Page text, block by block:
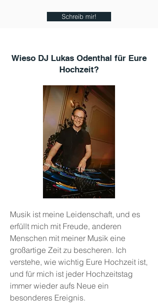
Schreib mir!
Wieso DJ Lukas Odenthal für Eure
Hochzeit?
Musik ist meine Leidenschaft, und es
erfüllt mich mit Freude, anderen
Menschen mit meiner Musik eine
großartige Zeit zu bescheren. Ich
verstehe, wie wichtig Eure Hochzeit ist,
und für mich ist jeder Hochzeitstag
immer wieder aufs Neue ein
besonderes Ereignis.